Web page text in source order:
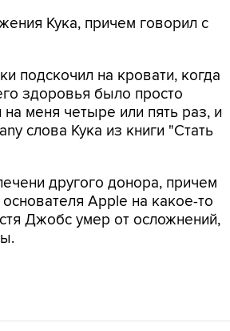
Кука, причем говорил с
подскочил на кровати, когда
здоровья было просто
меня четыре или пять раз, и
слова Кука из книги "Стать
другого донора, причем
Apple на какое-то
Джобс умер от осложнений,